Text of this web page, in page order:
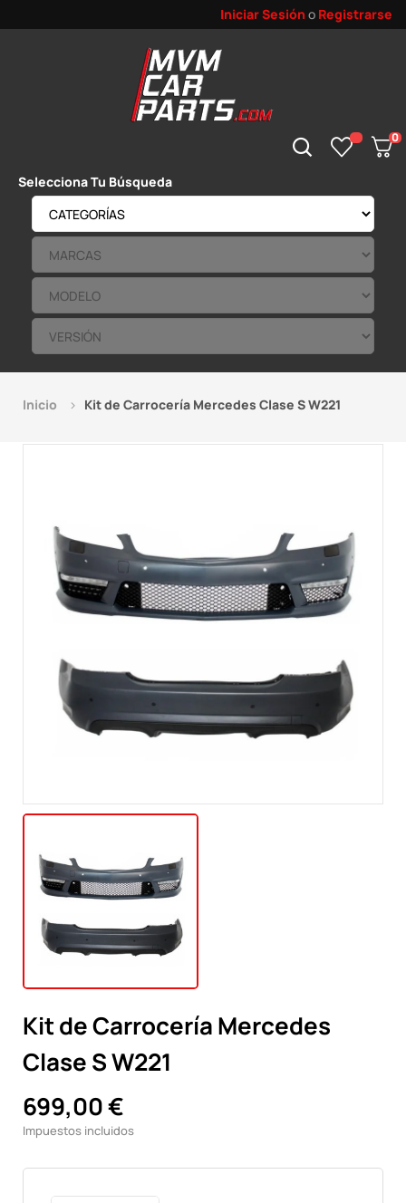
Iniciar Sesión o Registrarse
0
Selecciona Tu Búsqueda
Inicio Kit de Carrocería Mercedes Clase S W221
Kit de Carrocería Mercedes
Clase S W221
699,00 €
Impuestos incluidos